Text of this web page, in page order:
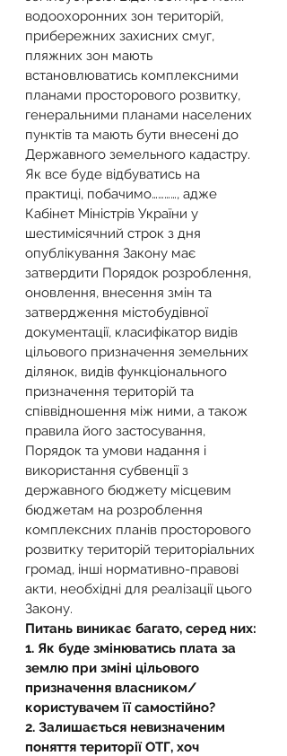
водоохоронних зон територій,
прибережних захисних смуг,
пляжних зон мають
встановлюватись комплексними
планами просторового розвитку,
генеральними планами населених
пунктів та мають бути внесені до
Державного земельного кадастру.
Як все буде відбуватись на
практиці, побачимо…………, адже
Кабінет Міністрів України у
шестимісячний строк з дня
опублікування Закону має
затвердити Порядок розроблення,
оновлення, внесення змін та
затвердження містобудівної
документації, класифікатор видів
цільового призначення земельних
ділянок, видів функціонального
призначення територій та
співвідношення між ними, а також
правила його застосування,
Порядок та умови надання і
використання субвенції з
державного бюджету місцевим
бюджетам на розроблення
комплексних планів просторового
розвитку територій територіальних
громад, інші нормативно-правові
акти, необхідні для реалізації цього
Закону.
Питань виникає багато, серед них:
1. Як буде змінюватись плата за
землю при зміні цільового
призначення власником/
користувачем її самостійно?
2. Залишається невизначеним
поняття території ОТГ, хоч